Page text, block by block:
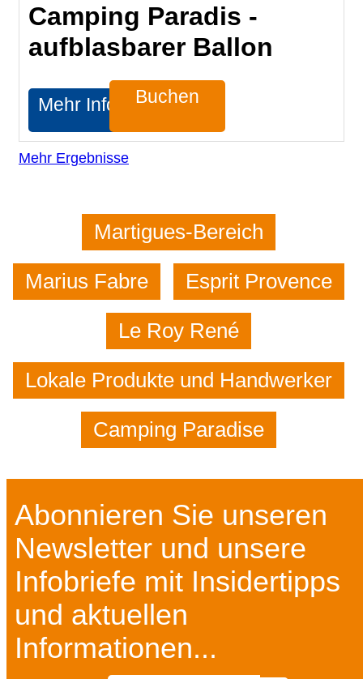
Camping Paradis -
aufblasbarer Ballon
Mehr Infos Buchen
Mehr Ergebnisse
Martigues-Bereich
Marius Fabre Esprit Provence
Le Roy René
Lokale Produkte und Handwerker
Camping Paradise
Abonnieren Sie unseren
Newsletter und unsere
Infobriefe mit Insidertipps
und aktuellen
Informationen...